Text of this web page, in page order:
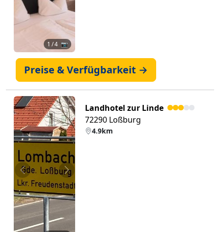
1 / 4 📷
Preise & Verfügbarkeit →
Zurück Weiter
Landhotel zur Linde
72290 Loßburg
4.9km